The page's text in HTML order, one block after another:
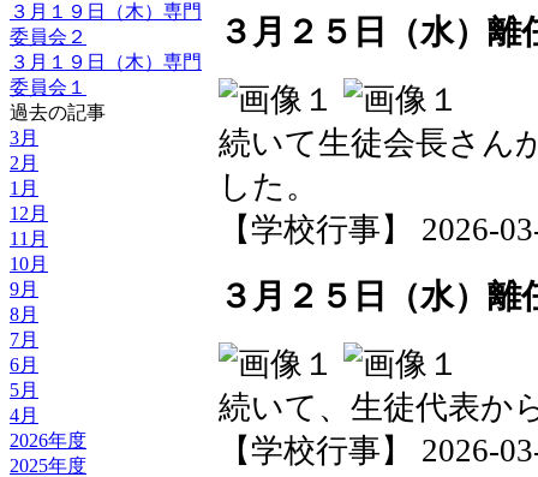
３月１９日（木）専門
委員会２
３月１９日（木）専門
委員会１
過去の記事
3月
2月
1月
12月
11月
10月
9月
8月
7月
6月
5月
4月
2026年度
2025年度
３月２５日（水）離
続いて生徒会長さん
した。
【学校行事】 2026-
３月２５日（水）離
続いて、生徒代表か
【学校行事】 2026-